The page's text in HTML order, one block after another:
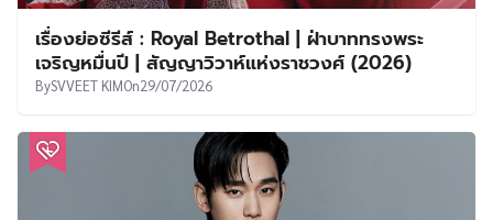
เรื่องย่อซีรีส์ : Royal Betrothal | ฝ่าบาททรงพระ
เจริญหมื่นปี | สัญญาวิวาห์แห่งราชวงศ์ (2026)
BySVVEET KIMOn29/07/2026